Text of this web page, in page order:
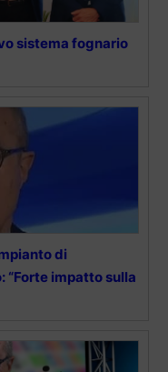
sistema fognario
di
“Forte impatto sulla